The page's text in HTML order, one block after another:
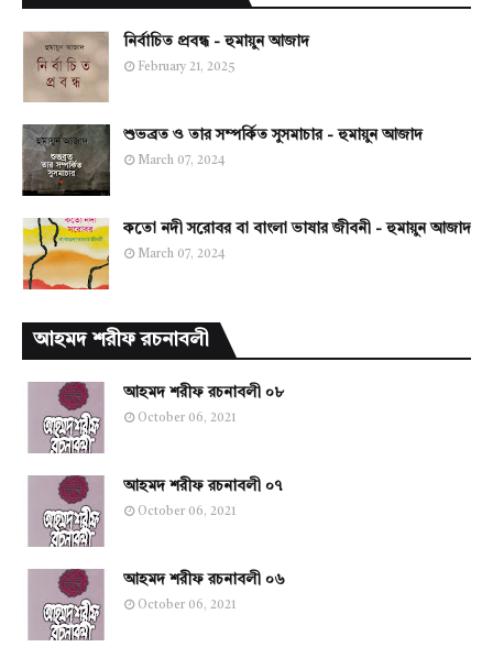
নির্বাচিত প্রবন্ধ - হুমায়ুন আজাদ
February 21, 2025
শুভব্রত ও তার সম্পর্কিত সুসমাচার - হুমায়ুন আজাদ
March 07, 2024
কতো নদী সরোবর বা বাংলা ভাষার জীবনী - হুমায়ুন আজাদ
March 07, 2024
আহমদ শরীফ রচনাবলী
আহমদ শরীফ রচনাবলী ০৮
October 06, 2021
আহমদ শরীফ রচনাবলী ০৭
October 06, 2021
আহমদ শরীফ রচনাবলী ০৬
October 06, 2021